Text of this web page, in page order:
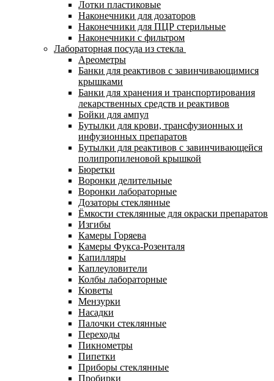
Лотки пластиковые
Наконечники для дозаторов
Наконечники для ПЦР стерильные
Наконечники с фильтром
Лабораторная посуда из стекла
Ареометры
Банки для реактивов с завинчивающимися
крышками
Банки для хранения и транспортирования
лекарственных средств и реактивов
Бойки для ампул
Бутылки для крови, трансфузионных и
инфузионных препаратов
Бутылки для реактивов с завинчивающейся
полипропиленовой крышкой
Бюретки
Воронки делительные
Воронки лабораторные
Дозаторы стеклянные
Ёмкости стеклянные для окраски препаратов
Изгибы
Камеры Горяева
Камеры Фукса-Розенталя
Капилляры
Каплеуловители
Колбы лабораторные
Кюветы
Мензурки
Насадки
Палочки стеклянные
Переходы
Пикнометры
Пипетки
Приборы стеклянные
Пробирки